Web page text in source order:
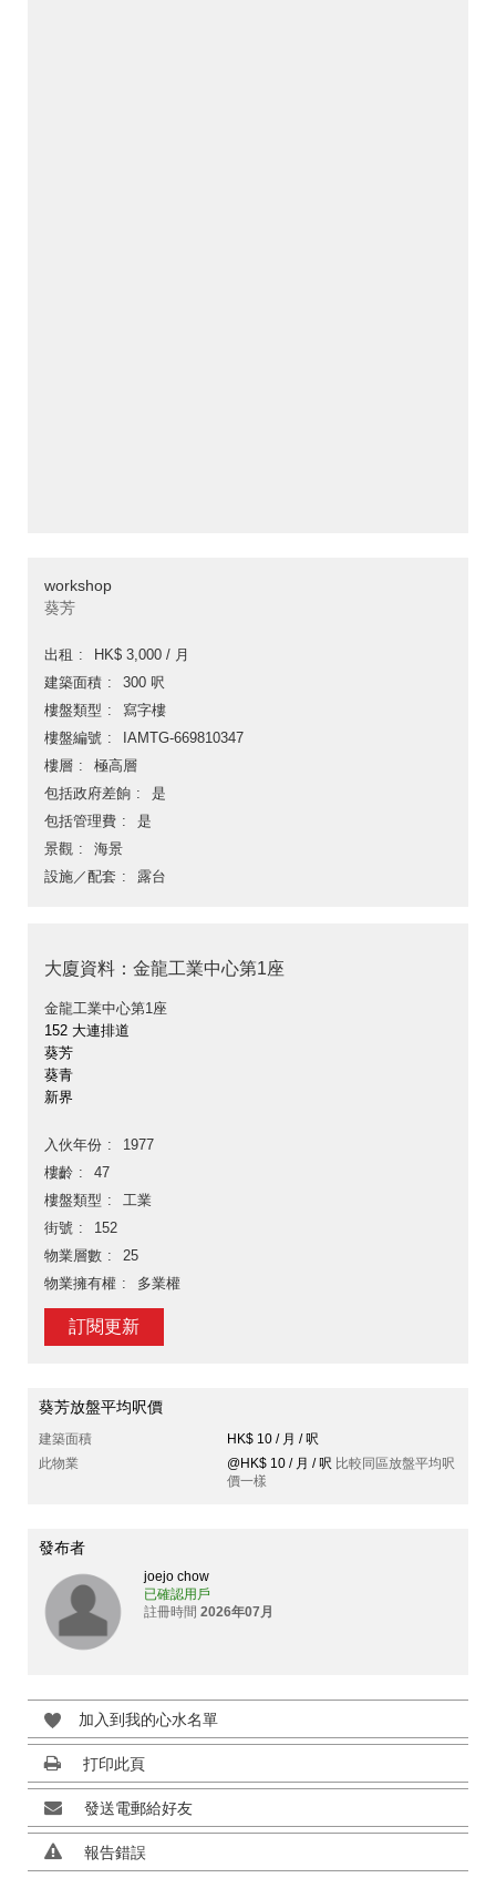
workshop
葵芳
出租
HK$ 3,000 / 月
建築面積
300 呎
樓盤類型
寫字樓
樓盤編號
IAMTG-669810347
樓層
極高層
包括政府差餉
是
包括管理費
是
景觀
海景
設施／配套
露台
大廈資料：金龍工業中心第1座
金龍工業中心第1座
152 大連排道
葵芳
葵青
新界
入伙年份
1977
樓齡
47
樓盤類型
工業
街號
152
物業層數
25
物業擁有權
多業權
訂閱更新
葵芳放盤平均呎價
建築面積
HK$ 10 / 月 / 呎
此物業
@HK$ 10 / 月 / 呎 比較同區放盤平均呎
價一樣
發布者
joejo chow
已確認用戶
註冊時間 2026年07月
加入到我的心水名單
打印此頁
發送電郵給好友
報告錯誤